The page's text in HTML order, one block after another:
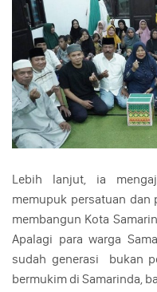
Lebih lanjut, ia
memupuk persatuan dan
membangun Kota
Apalagi para warga
sudah generasi bukan
bermukim di Samarinda,